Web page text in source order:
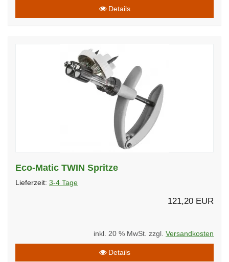
Details
Eco-Matic TWIN Spritze
Lieferzeit: 3-4 Tage
121,20 EUR
inkl. 20 % MwSt. zzgl. Versandkosten
Details